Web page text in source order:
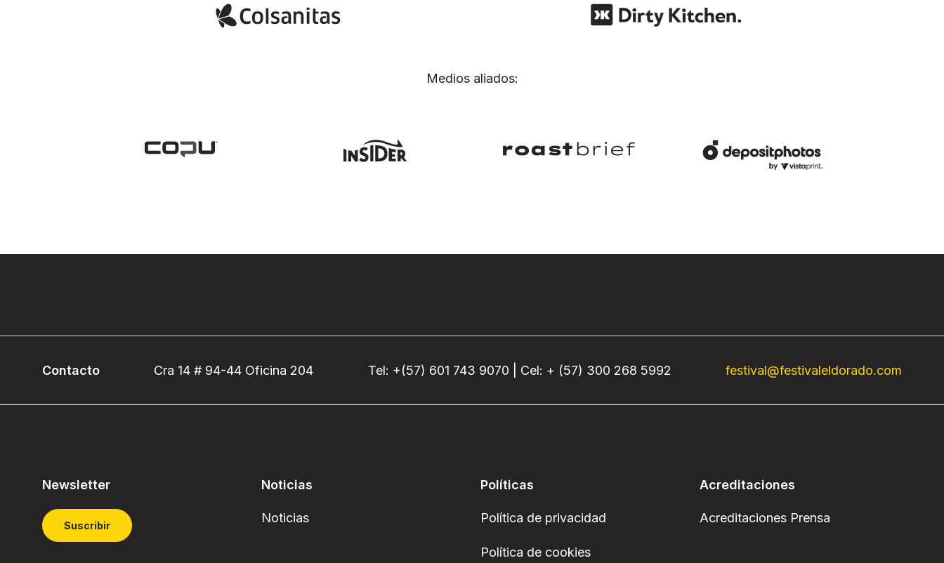
Medios aliados:
Contacto Cra 14 # 94-44 Oficina 204 Tel: +(57) 601 743 9070 | Cel: + (57) 300 268 5992 festival@festivaleldorado.com
Newsletter
Suscribir
Noticias
Noticias
Políticas
Política de privacidad
Política de cookies
Acreditaciones
Acreditaciones Prensa